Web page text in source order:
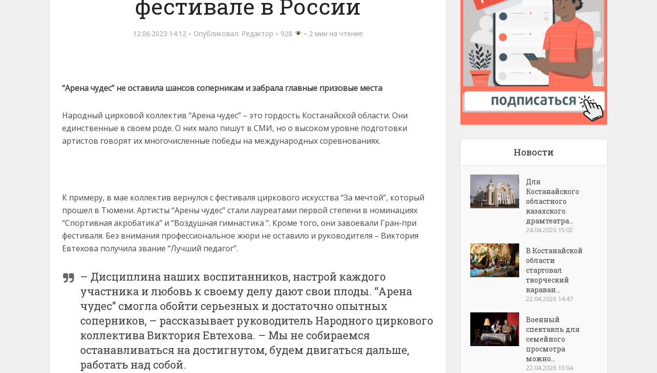
фестивале в России
12.06.2023 14:12 Опубликовал: Редактор 928 2 мин на чтение
“Арена чудес” не оставила шансов соперникам и забрала главные призовые места
Народный цирковой коллектив “Арена чудес” – это гордость Костанайской области. Они
единственные в своем роде. О них мало пишут в СМИ, но о высоком уровне подготовки
артистов говорят их многочисленные победы на международных соревнованиях.
К примеру, в мае коллектив вернулся с фестиваля циркового искусства “За мечтой”, который
прошел в Тюмени. Артисты “Арены чудес” стали лауреатами первой степени в номинациях
“Спортивная акробатика” и “Воздушная гимнастика “. Кроме того, они завоевали Гран-при
фестиваля. Без внимания профессиональное жюри не оставило и руководителя – Виктория
Евтехова получила звание “Лучший педагог”.
– Дисциплина наших воспитанников, настрой каждого
участника и любовь к своему делу дают свои плоды. “Арена
чудес” смогла обойти серьезных и достаточно опытных
соперников, – рассказывает руководитель Народного циркового
коллектива Виктория Евтехова. – Мы не собираемся
останавливаться на достигнутом, будем двигаться дальше,
работать над собой.
Новости
Для
Костанайского
областного
казахского
драмтеатра...
24.04.2026 15:02
В Костанайской
области
стартовал
творческий
караван...
22.04.2026 14:47
Военный
спектакль для
семейного
просмотра
можно...
22.04.2026 13:04